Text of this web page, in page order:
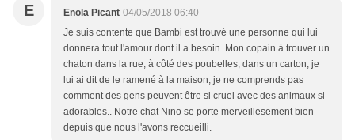
E Enola Picant 04/05/2018 06:40
Je suis contente que Bambi est trouvé une personne qui lui
donnera tout l'amour dont il a besoin. Mon copain à trouver un
chaton dans la rue, à côté des poubelles, dans un carton, je
lui ai dit de le ramené à la maison, je ne comprends pas
comment des gens peuvent être si cruel avec des animaux si
adorables.. Notre chat Nino se porte merveillesement bien
depuis que nous l'avons reccueilli.